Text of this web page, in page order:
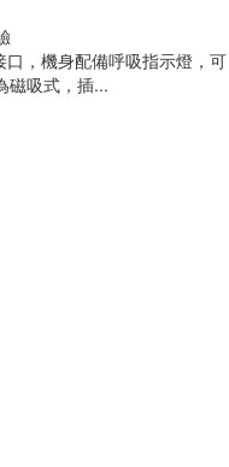
，機身配備呼吸指示燈，可
磁吸式，插...